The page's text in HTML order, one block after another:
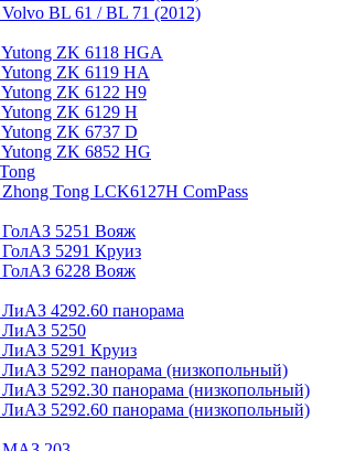
BL 61 / BL 71 (2012)
ZK 6118 HGA
ZK 6119 HA
ZK 6122 H9
ZK 6129 H
ZK 6737 D
ZK 6852 HG
Tong LCK6127H ComPass
5251 Вояж
5291 Круиз
6228 Вояж
4292.60 панорама
ЛиАЗ 5250
5291 Круиз
5292 панорама (низкопольный)
5292.30 панорама (низкопольный)
5292.60 панорама (низкопольный)